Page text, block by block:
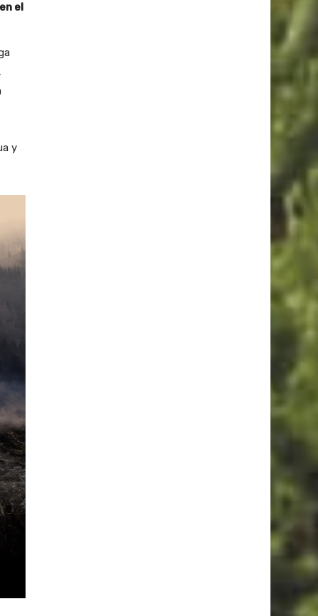
el
y